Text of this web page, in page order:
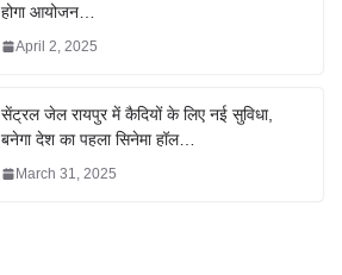
होगा आयोजन…
April 2, 2025
सेंट्रल जेल रायपुर में कैदियों के लिए नई सुविधा,
बनेगा देश का पहला सिनेमा हॉल…
March 31, 2025